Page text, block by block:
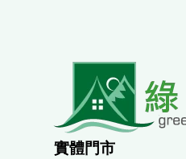
實體門市